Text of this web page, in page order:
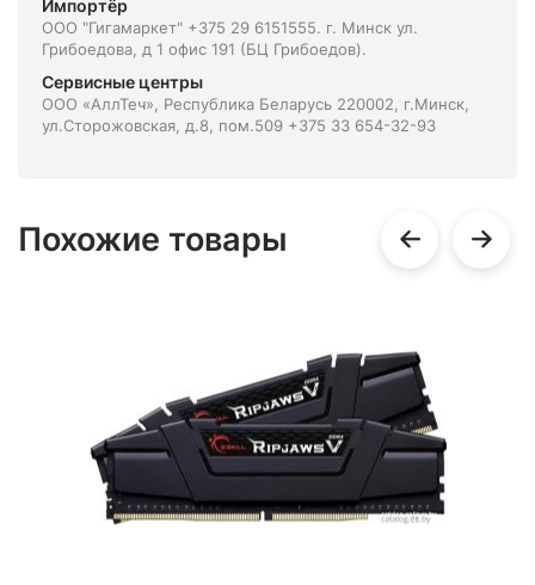
Импортёр
ООО "Гигамаркет" +375 29 6151555. г. Минск ул.
Грибоедова, д 1 офис 191 (БЦ Грибоедов).
Сервисные центры
ООО «АллТеч», Республика Беларусь 220002, г.Минск,
ул.Сторожовская, д.8, пом.509 +375 33 654-32-93
Похожие товары